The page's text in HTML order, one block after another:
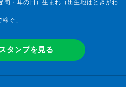
句・耳の日）生まれ（出生地はときがわ
ぐ」
タンプを見る